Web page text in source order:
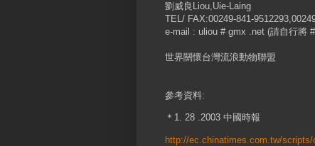
劉威良Liou,Uie-Laing
TEL/ FAX:00249-841-
e-mail : uliou # gmx .net (請自行將
世界關懷台灣流浪動物聯盟
參考資料:
＊1. 28 .2003 中國時報
http://ec.chinatimes.com.tw/